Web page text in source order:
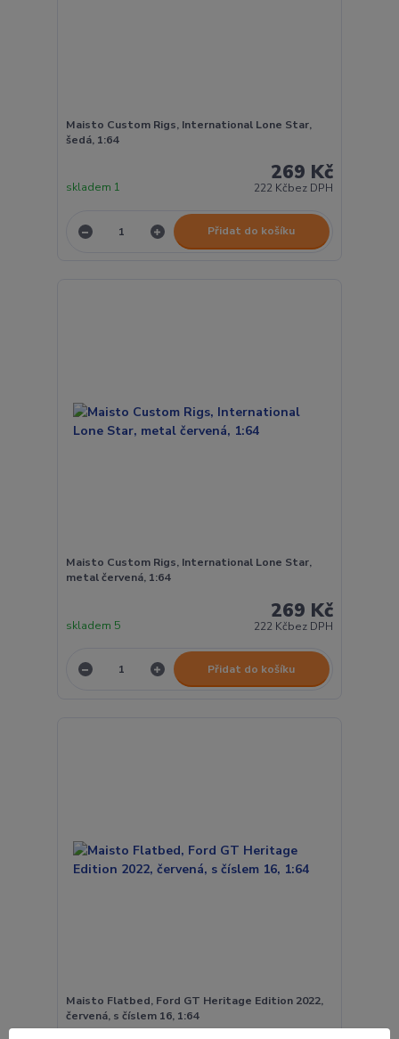
Maisto Custom Rigs, International Lone Star,
šedá, 1:64
269 Kč
222 Kčbez DPH
skladem 1
Přidat do košíku
Maisto Custom Rigs, International Lone Star,
metal červená, 1:64
269 Kč
222 Kčbez DPH
skladem 5
Přidat do košíku
Maisto Flatbed, Ford GT Heritage Edition 2022,
červená, s číslem 16, 1:64